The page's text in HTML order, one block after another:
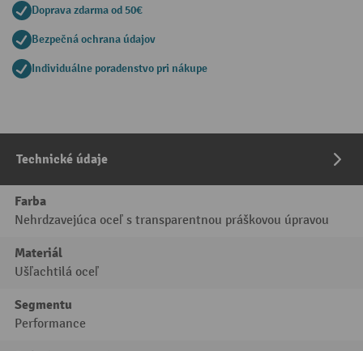
Doprava zdarma od 50€
Bezpečná ochrana údajov
Individuálne poradenstvo pri nákupe
Technické údaje
Farba
Nehrdzavejúca oceľ s transparentnou práškovou úpravou
Materiál
Ušľachtilá oceľ
Segmentu
Performance